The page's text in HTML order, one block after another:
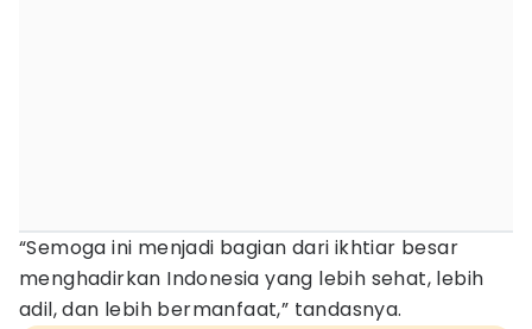
“Semoga ini menjadi bagian dari ikhtiar besar
menghadirkan Indonesia yang lebih sehat, lebih
adil, dan lebih bermanfaat,” tandasnya.